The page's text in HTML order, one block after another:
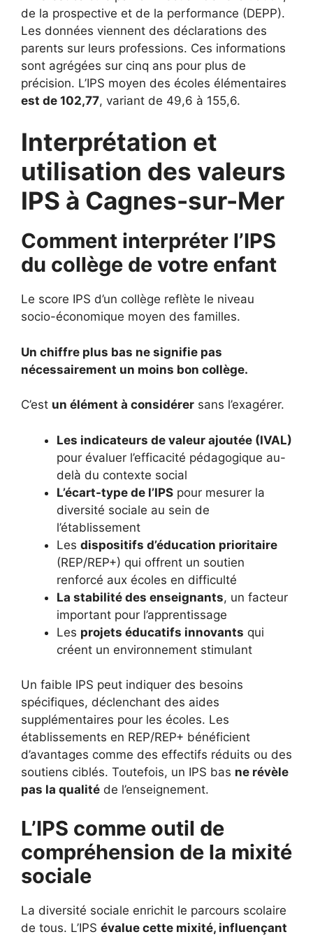
de la prospective et de la performance (DEPP).
Les données viennent des déclarations des
parents sur leurs professions. Ces informations
sont agrégées sur cinq ans pour plus de
précision. L’IPS moyen des écoles élémentaires
est de 102,77, variant de 49,6 à 155,6.
Interprétation et
utilisation des valeurs
IPS à Cagnes-sur-Mer
Comment interpréter l’IPS
du collège de votre enfant
Le score IPS d’un collège reflète le niveau
socio-économique moyen des familles.
Un chiffre plus bas ne signifie pas
nécessairement un moins bon collège.
C’est un élément à considérer sans l’exagérer.
Les indicateurs de valeur ajoutée (IVAL)
pour évaluer l’efficacité pédagogique au-
delà du contexte social
L’écart-type de l’IPS pour mesurer la
diversité sociale au sein de
l’établissement
Les dispositifs d’éducation prioritaire
(REP/REP+) qui offrent un soutien
renforcé aux écoles en difficulté
La stabilité des enseignants, un facteur
important pour l’apprentissage
Les projets éducatifs innovants qui
créent un environnement stimulant
Un faible IPS peut indiquer des besoins
spécifiques, déclenchant des aides
supplémentaires pour les écoles. Les
établissements en REP/REP+ bénéficient
d’avantages comme des effectifs réduits ou des
soutiens ciblés. Toutefois, un IPS bas ne révèle
pas la qualité de l’enseignement.
L’IPS comme outil de
compréhension de la mixité
sociale
La diversité sociale enrichit le parcours scolaire
de tous. L’IPS évalue cette mixité, influençant